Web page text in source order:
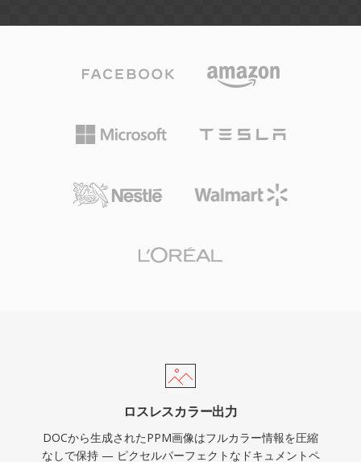
ロスレスカラー出力
DOCから生成されたPPM画像はフルカラー情報を圧縮
なしで保持 — ピクセルパーフェクトなドキュメントペ